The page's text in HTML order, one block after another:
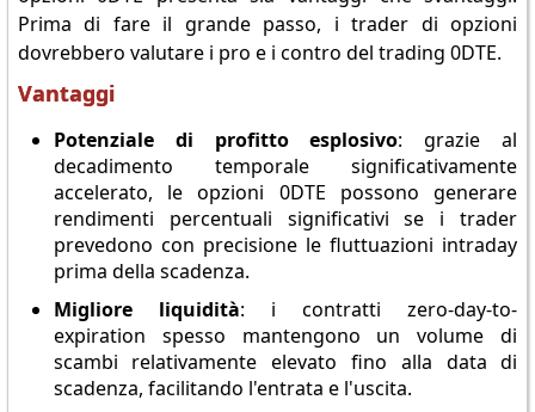
Prima di fare il grande passo, i trader di opzioni
dovrebbero valutare i pro e i contro del trading 0DTE.
Vantaggi
Potenziale di profitto esplosivo: grazie al
decadimento temporale significativamente
accelerato, le opzioni 0DTE possono generare
rendimenti percentuali significativi se i trader
prevedono con precisione le fluttuazioni intraday
prima della scadenza.
Migliore liquidità: i contratti zero-day-to-
expiration spesso mantengono un volume di
scambi relativamente elevato fino alla data di
scadenza, facilitando l'entrata e l'uscita.